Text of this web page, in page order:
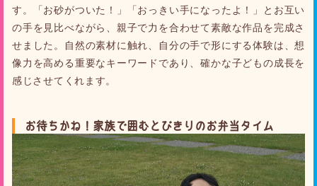
す。「お砂がついた！」「おっきい手になったよ！」とお互い
の手を見比べながら、親子で力を合わせて素敵な作品を完成さ
せました。自然の素材に触れ、自分の手で形にする体験は、想
像力を高める重要なキーワードであり、確かな子どもの成長を
感じさせてくれます。
お待ちかね！家族で囲むとびきりのお弁当タイム